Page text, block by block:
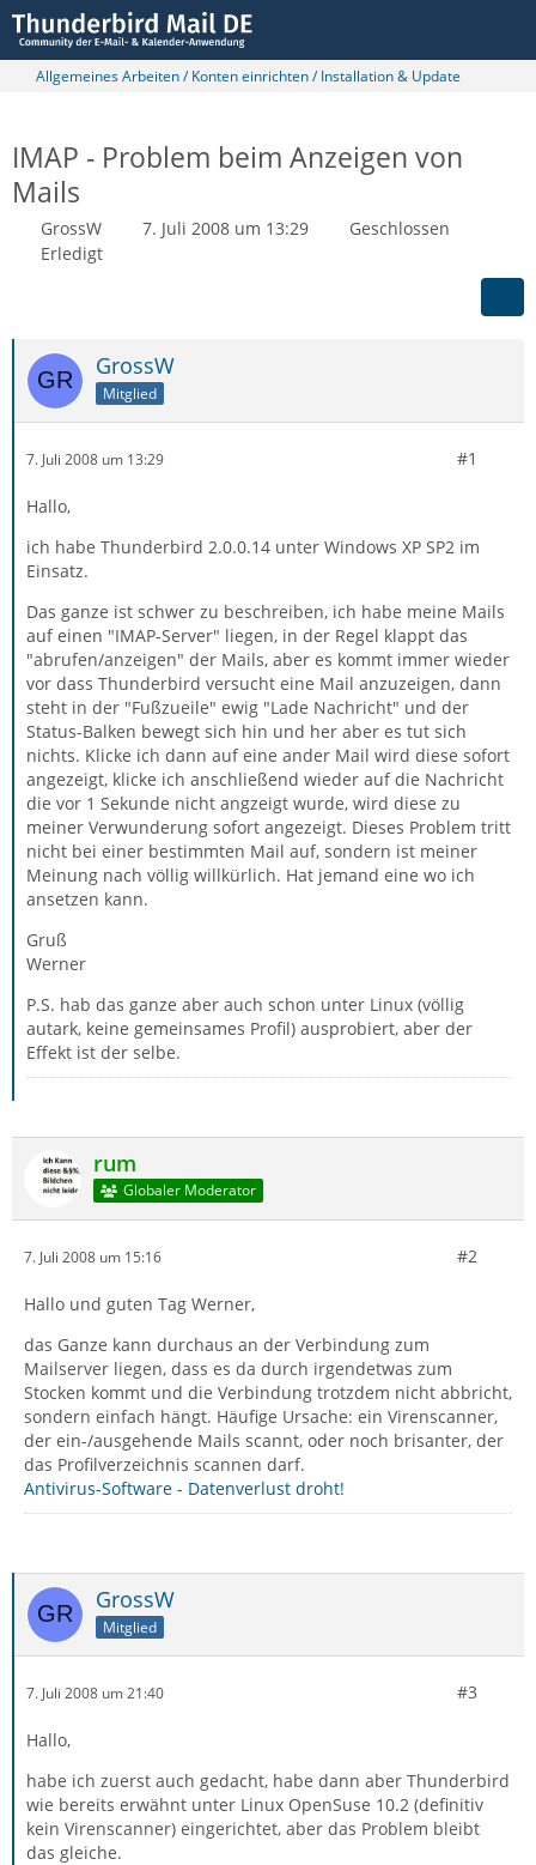
Allgemeines Arbeiten / Konten einrichten / Installation & Update
IMAP - Problem beim Anzeigen von
Mails
GrossW 7. Juli 2008 um 13:29
Geschlossen
Erledigt
GrossW
Mitglied
7. Juli 2008 um 13:29 #1
Hallo,
ich habe Thunderbird 2.0.0.14 unter Windows XP SP2 im
Einsatz.
Das ganze ist schwer zu beschreiben, ich habe meine Mails
auf einen "IMAP-Server" liegen, in der Regel klappt das
"abrufen/anzeigen" der Mails, aber es kommt immer wieder
vor dass Thunderbird versucht eine Mail anzuzeigen, dann
steht in der "Fußzueile" ewig "Lade Nachricht" und der
Status-Balken bewegt sich hin und her aber es tut sich
nichts. Klicke ich dann auf eine ander Mail wird diese sofort
angezeigt, klicke ich anschließend wieder auf die Nachricht
die vor 1 Sekunde nicht angzeigt wurde, wird diese zu
meiner Verwunderung sofort angezeigt. Dieses Problem tritt
nicht bei einer bestimmten Mail auf, sondern ist meiner
Meinung nach völlig willkürlich. Hat jemand eine wo ich
ansetzen kann.
Gruß
Werner
P.S. hab das ganze aber auch schon unter Linux (völlig
autark, keine gemeinsames Profil) ausprobiert, aber der
Effekt ist der selbe.
rum
Globaler Moderator
7. Juli 2008 um 15:16 #2
Hallo und guten Tag Werner,
das Ganze kann durchaus an der Verbindung zum
Mailserver liegen, dass es da durch irgendetwas zum
Stocken kommt und die Verbindung trotzdem nicht abbricht,
sondern einfach hängt. Häufige Ursache: ein Virenscanner,
der ein-/ausgehende Mails scannt, oder noch brisanter, der
das Profilverzeichnis scannen darf.
Antivirus-Software - Datenverlust droht!
GrossW
Mitglied
7. Juli 2008 um 21:40 #3
Hallo,
habe ich zuerst auch gedacht, habe dann aber Thunderbird
wie bereits erwähnt unter Linux OpenSuse 10.2 (definitiv
kein Virenscanner) eingerichtet, aber das Problem bleibt
das gleiche.